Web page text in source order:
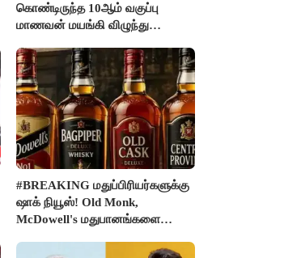
கொண்டிருந்த 10ஆம் வகுப்பு
மாணவன் மயங்கி விழுந்து
#BREAKING மதுப்பிரியர்களுக்கு
ஷாக் நியூஸ்! Old Monk,
McDowell's மதுபானங்களை